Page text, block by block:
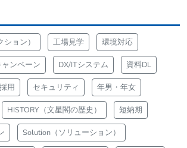
ョン） 工場見学 環境対応
ャンペーン DX/ITシステム 資料DL
用 セキュリティ 年男・年女
HISTORY（文星閣の歴史） 短納期
Solution（ソリューション）